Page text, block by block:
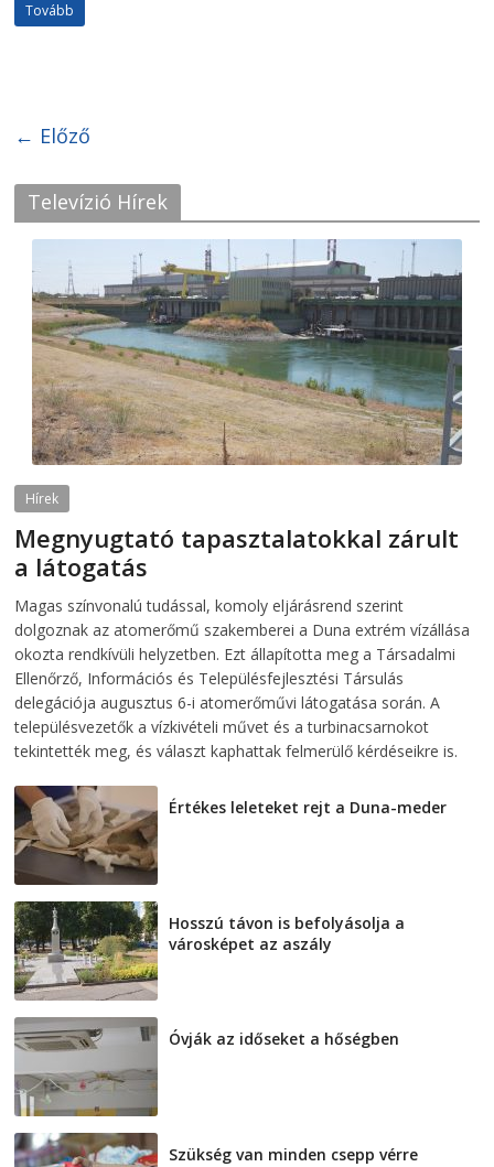
Tovább
← Előző
Televízió Hírek
Hírek
Megnyugtató tapasztalatokkal zárult
a látogatás
Magas színvonalú tudással, komoly eljárásrend szerint
dolgoznak az atomerőmű szakemberei a Duna extrém vízállása
okozta rendkívüli helyzetben. Ezt állapította meg a Társadalmi
Ellenőrző, Információs és Településfejlesztési Társulás
delegációja augusztus 6-i atomerőművi látogatása során. A
településvezetők a vízkivételi művet és a turbinacsarnokot
tekintették meg, és választ kaphattak felmerülő kérdéseikre is.
Értékes leleteket rejt a Duna-meder
Hosszú távon is befolyásolja a
városképet az aszály
Óvják az időseket a hőségben
Szükség van minden csepp vérre